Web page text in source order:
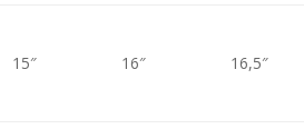
15″ 16″ 16,5″